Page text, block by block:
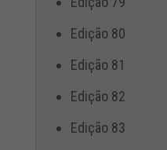
Edição 80
Edição 81
Edição 82
Edição 83